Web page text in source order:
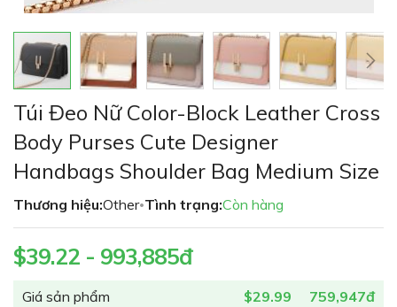
đến
phần
của
thư
viện
ảnh
Túi Đeo Nữ Color-Block Leather Cross
Body Purses Cute Designer
Handbags Shoulder Bag Medium Size
Thương hiệu:Other•Tình trạng:Còn hàng
Giá sản phẩm $29.99
759,947đ
$39.22 - 993,885đ